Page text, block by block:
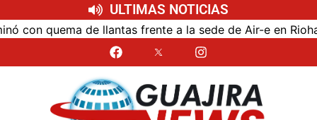
ULTIMAS NOTICIAS
quema de llantas frente a la sede de Air-e en Riohacha